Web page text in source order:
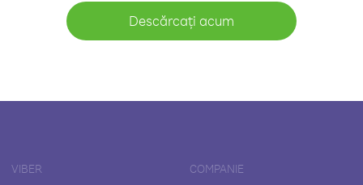
Descărcați acum
VIBER COMPANIE